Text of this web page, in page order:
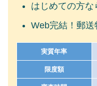
はじめての方な
Web完結！郵送
実質年率
限度額